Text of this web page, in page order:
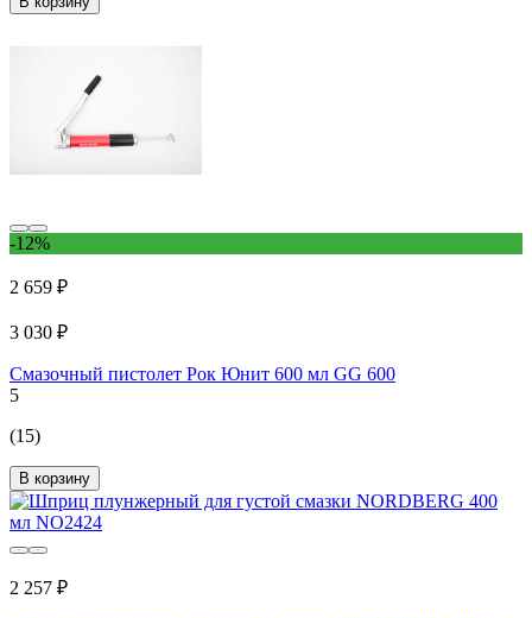
-12%
2 659 ₽
3 030 ₽
Смазочный пистолет Рок Юнит 600 мл GG 600
5
(15)
В корзину
2 257 ₽